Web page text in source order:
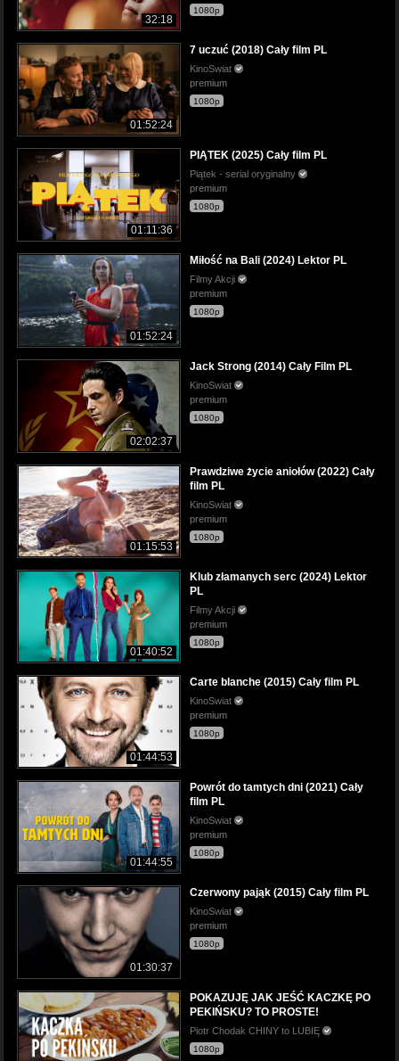
32:18
1080p
01:52:24
7 uczuć (2018) Cały film PL
KinoSwiat
premium
1080p
01:11:36
PIĄTEK (2025) Cały film PL
Piątek - serial oryginalny
premium
1080p
01:52:24
Miłość na Bali (2024) Lektor PL
Filmy Akcji
premium
1080p
02:02:37
Jack Strong (2014) Cały Film PL
KinoSwiat
premium
1080p
01:15:53
Prawdziwe życie aniołów (2022) Cały
film PL
KinoSwiat
premium
1080p
01:40:52
Klub złamanych serc (2024) Lektor
PL
Filmy Akcji
premium
1080p
01:44:53
Carte blanche (2015) Cały film PL
KinoSwiat
premium
1080p
01:44:55
Powrót do tamtych dni (2021) Cały
film PL
KinoSwiat
premium
1080p
01:30:37
Czerwony pająk (2015) Cały film PL
KinoSwiat
premium
1080p
POKAZUJĘ JAK JEŚĆ KACZKĘ PO
PEKIŃSKU? TO PROSTE!
Piotr Chodak CHINY to LUBIĘ
1080p